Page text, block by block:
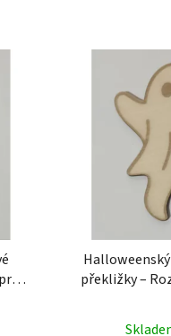
překližky –
březové